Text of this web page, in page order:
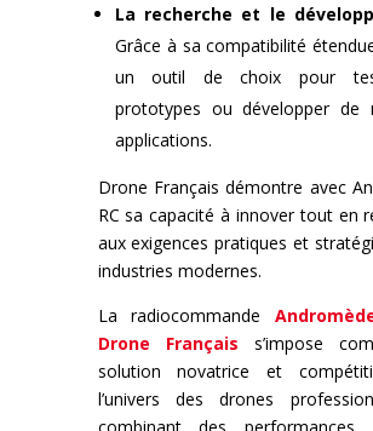
La recherche et le
Grâce à sa compatibilité
un outil de choix pour
prototypes ou développer de
applications.
Drone Français démontre avec
RC sa capacité à innover tout en
aux exigences pratiques et
industries modernes.
La radiocommande
Drone Français s’impose
solution novatrice et
l’univers des drones